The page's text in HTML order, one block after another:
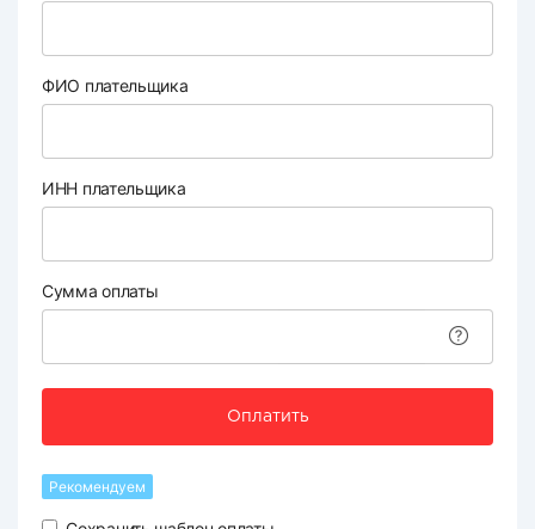
ФИО плательщика
ИНН плательщика
Сумма оплаты
Оплатить
Рекомендуем